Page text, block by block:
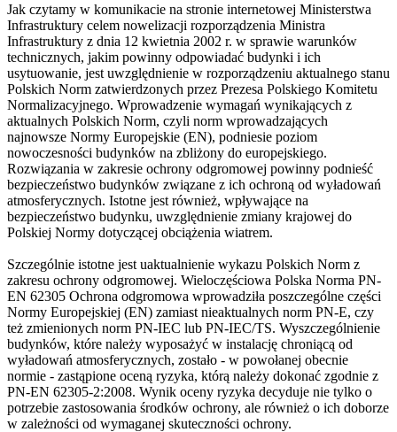
Jak czytamy w komunikacie na stronie internetowej Ministerstwa
Infrastruktury celem nowelizacji rozporządzenia Ministra
Infrastruktury z dnia 12 kwietnia 2002 r. w sprawie warunków
technicznych, jakim powinny odpowiadać budynki i ich
usytuowanie, jest uwzględnienie w rozporządzeniu aktualnego stanu
Polskich Norm zatwierdzonych przez Prezesa Polskiego Komitetu
Normalizacyjnego. Wprowadzenie wymagań wynikających z
aktualnych Polskich Norm, czyli norm wprowadzających
najnowsze Normy Europejskie (EN), podniesie poziom
nowoczesności budynków na zbliżony do europejskiego.
Rozwiązania w zakresie ochrony odgromowej powinny podnieść
bezpieczeństwo budynków związane z ich ochroną od wyładowań
atmosferycznych. Istotne jest również, wpływające na
bezpieczeństwo budynku, uwzględnienie zmiany krajowej do
Polskiej Normy dotyczącej obciążenia wiatrem.
Szczególnie istotne jest uaktualnienie wykazu Polskich Norm z
zakresu ochrony odgromowej. Wieloczęściowa Polska Norma PN-
EN 62305 Ochrona odgromowa wprowadziła poszczególne części
Normy Europejskiej (EN) zamiast nieaktualnych norm PN-E, czy
też zmienionych norm PN-IEC lub PN-IEC/TS. Wyszczególnienie
budynków, które należy wyposażyć w instalację chroniącą od
wyładowań atmosferycznych, zostało - w powołanej obecnie
normie - zastąpione oceną ryzyka, którą należy dokonać zgodnie z
PN-EN 62305-2:2008. Wynik oceny ryzyka decyduje nie tylko o
potrzebie zastosowania środków ochrony, ale również o ich doborze
w zależności od wymaganej skuteczności ochrony.